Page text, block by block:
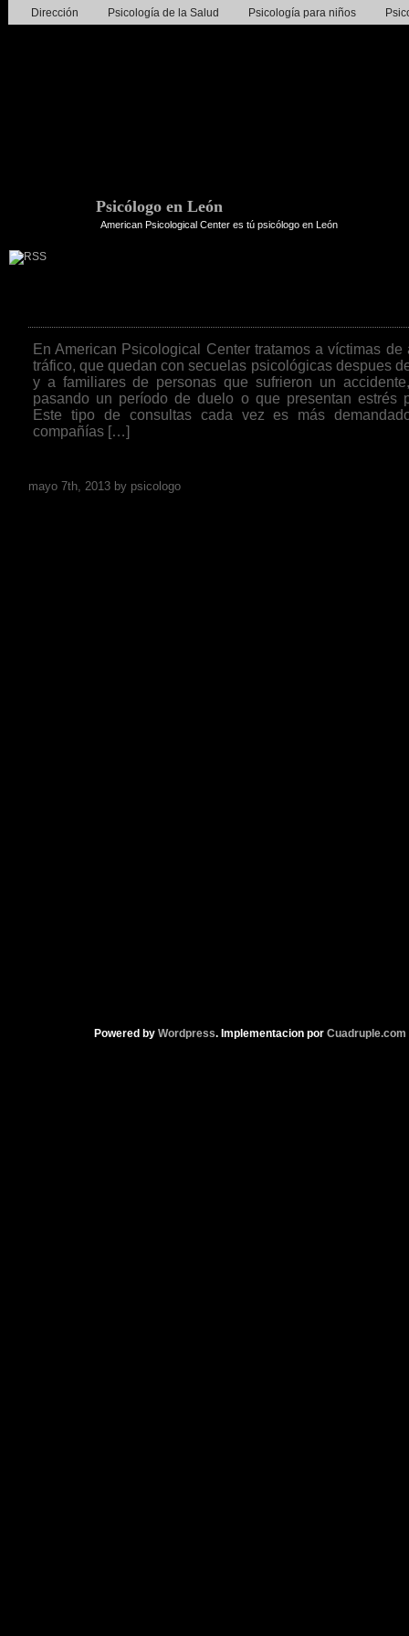
Dirección Psicología de la Salud Psicología para niños
Psicólogo en León
American Psicological Center es tú psicólogo en León
En American Psicological Center tratamos a víctimas de
tráfico, que quedan con secuelas psicológicas despues
y a familiares de personas que sufrieron un
pasando un período de duelo o que presentan estrés
Este tipo de consultas cada vez es más
compañías […]
mayo 7th, 2013 by psicologo
Powered byWordpress. Implementacion porCuadruple.com